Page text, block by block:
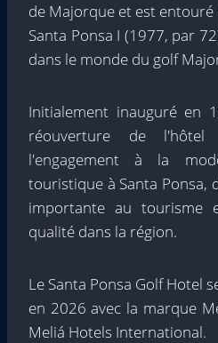
de Majorque et est
Santa Ponsa I (1977, par
dans le monde du golf
Initialement inauguré en
réouverture de l'hôtel
l'engagement à la
touristique à Santa Ponsa,
importante au tourisme
qualité dans la région.
Le Santa Ponsa Golf Hotel
en 2026 avec la marque
Meliá Hotels International.